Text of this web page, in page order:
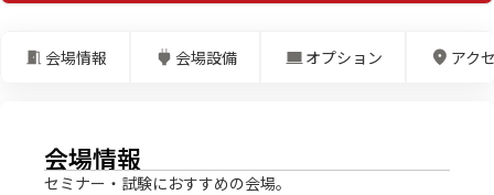
会場情報 会場設備 オプション アク
会場情報
セミナー・試験におすすめの会場。